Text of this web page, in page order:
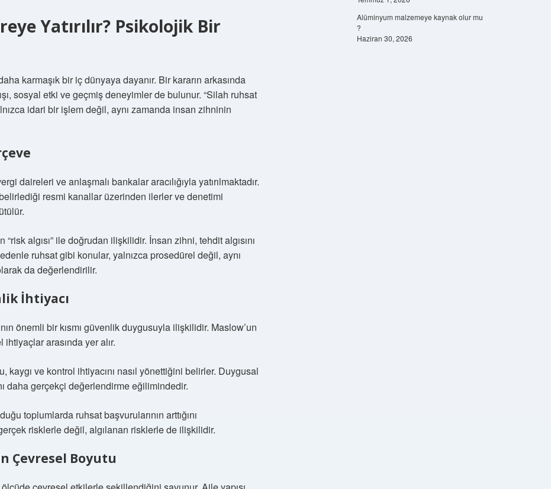
Yatırılır? Psikolojik Bir
karmaşık bir iç dünyaya dayanır. Bir kararın arkasında
sosyal etki ve geçmiş deneyimler de bulunur. “Silah ruhsat
idari bir işlem değil, aynı zamanda insan zihninin
daireleri ve anlaşmalı bankalar aracılığıyla yatırılmaktadır.
resmi kanallar üzerinden ilerler ve denetimi
algısı” ile doğrudan ilişkilidir. İnsan zihni, tehdit algısını
ruhsat gibi konular, yalnızca prosedürel değil, aynı
da değerlendirilir.
İhtiyacı
önemli bir kısmı güvenlik duygusuyla ilişkilidir. Maslow’un
arasında yer alır.
kaygı ve kontrol ihtiyacını nasıl yönettiğini belirler. Duygusal
daha gerçekçi değerlendirme eğilimindedir.
toplumlarda ruhsat başvurularının arttığını
risklerle değil, algılanan risklerle de ilişkilidir.
Çevresel Boyutu
Alüminyum malzemeye kaynak olur mu
?
Haziran 30, 2026